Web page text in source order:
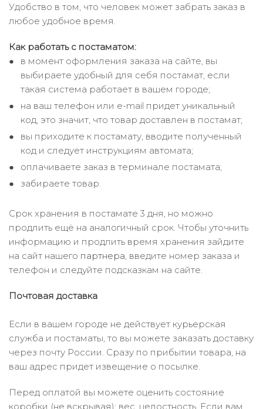
Удобство в том, что человек может забрать заказ в
любое удобное время.
Как работать с постаматом:
в момент оформления заказа на сайте, вы
выбираете удобный для себя постамат, если
такая система работает в вашем городе;
на ваш телефон или e-mail придет уникальный
код, это значит, что товар доставлен в постамат;
вы приходите к постамату, вводите полученный
код и следует инструкциям автомата;
оплачиваете заказ в терминале постамата;
забираете товар.
Срок хранения в постамате 3 дня, но можно
продлить ещё на аналогичный срок. Чтобы уточнить
информацию и продлить время хранения зайдите
на сайт нашего партнера, введите номер заказа и
телефон и следуйте подсказкам на сайте.
Почтовая доставка
Если в вашем городе не действует курьерская
служба и постаматы, то вы можете заказать доставку
через почту России. Сразу по прибытии товара, на
ваш адрес придет извещение о посылке.
Перед оплатой вы можете оценить состояние
коробки (не вскрывая): вес, целостность. Если вам